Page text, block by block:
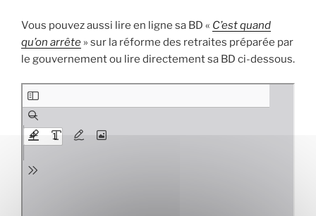
Vous pouvez aussi lire en ligne sa BD « C’est quand
qu’on arrête » sur la réforme des retraites préparée par
le gouvernement ou lire directement sa BD ci-dessous.